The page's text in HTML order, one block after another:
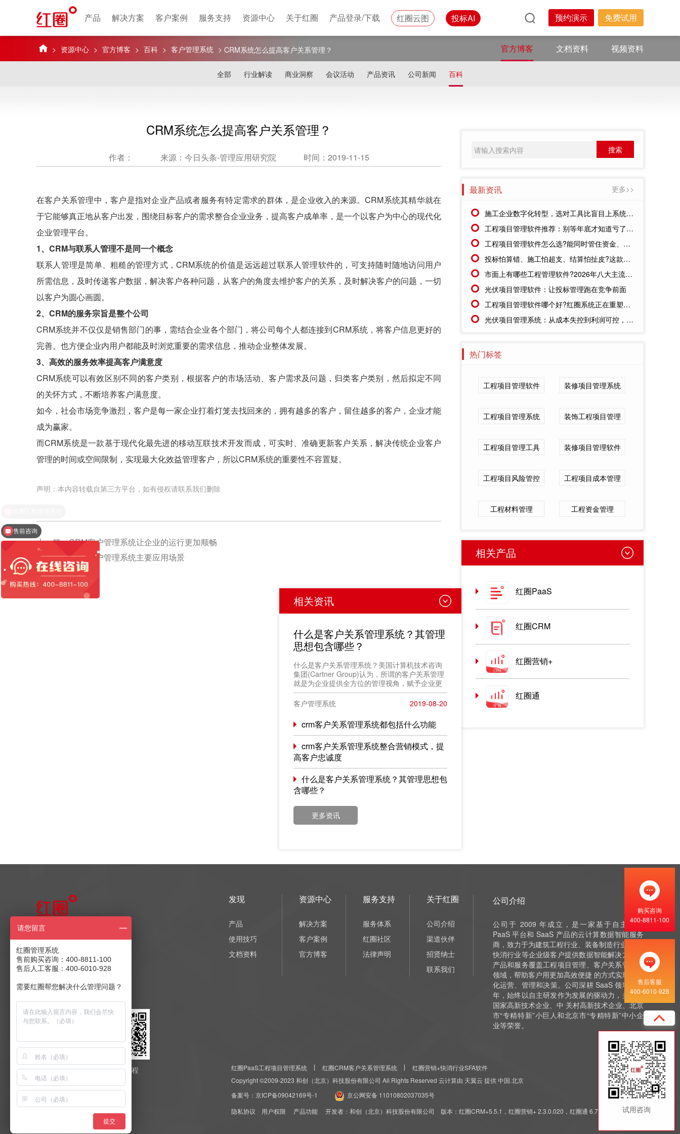
产品 解决方案 客户案例 服务支持 资源中心 关于红圈 产品登录/下载 红圈云图 投标AI 预约演示 免费试用
> 资源中心 > 官方博客 > 百科 > 客户管理系统 > CRM系统怎么提高客户关系管理？ 官方博客 文档资料 视频资料
全部 行业解读 商业洞察 会议活动 产品资讯 公司新闻 百科
CRM系统怎么提高客户关系管理？
作者： 来源：今日头条-管理应用研究院 时间：2019-11-15
在客户关系管理中，客户是指对企业产品或者服务有特定需求的群体，是企业收入的来源。CRM系统其精华就在
于它能够真正地从客户出发，围绕目标客户的需求整合企业业务，提高客户成单率，是一个以客户为中心的现代化
企业管理平台。
1、CRM与联系人管理不是同一个概念
联系人管理是简单、粗糙的管理方式，CRM系统的价值是远远超过联系人管理软件的，可支持随时随地访问用户
所需信息，及时传递客户数据，解决客户各种问题，从客户的角度去维护客户的关系，及时解决客户的问题，一切
以客户为圆心画圆。
2、CRM的服务宗旨是整个公司
CRM系统并不仅仅是销售部门的事，需结合企业各个部门，将公司每个人都连接到CRM系统，将客户信息更好的
完善。也方便企业内用户都能及时浏览重要的需求信息，推动企业整体发展。
3、高效的服务效率提高客户满意度
CRM系统可以有效区别不同的客户类别，根据客户的市场活动、客户需求及问题，归类客户类别，然后拟定不同
的关怀方式，不断培养客户满意度。
如今，社会市场竞争激烈，客户是每一家企业打着灯笼去找回来的，拥有越多的客户，留住越多的客户，企业才能
成为赢家。
而CRM系统是一款基于现代化最先进的移动互联技术开发而成，可实时、准确更新客户关系，解决传统企业客户
管理的时间或空间限制，实现最大化效益管理客户，所以CRM系统的重要性不容置疑。
声明：本内容转载自第三方平台，如有侵权请联系我们删除
上一篇：CRM客户管理系统让企业的运行更加顺畅
下一篇：CRM客户管理系统主要应用场景
最新资讯 更多>>
施工企业数字化转型，选对工具比盲目上系统更重要
工程项目管理软件推荐：别等年底才知道亏了!这套系统让每一分钱都有迹可循
工程项目管理软件怎么选?能同时管住资金、成本、进度的才靠谱
投标怕算错、施工怕超支、结算怕扯皮?这款施工成本管理系统一招全解决
市面上有哪些工程管理软件?2026年八大主流工具深度盘点
光伏项目管理软件：让投标管理跑在竞争前面
工程项目管理软件哪个好?红圈系统正在重塑工程企业的"数字大脑"
光伏项目管理系统：从成本失控到利润可控，老板只需做对一步
热门标签
工程项目管理软件 装修项目管理系统
工程项目管理系统 装饰工程项目管理
工程项目管理工具 装修项目管理软件
工程项目风险管控 工程项目成本管理
工程材料管理 工程资金管理
相关产品
红圈PaaS
红圈CRM
红圈营销+
红圈通
相关资讯
什么是客户关系管理系统？其管理
思想包含哪些？
​什么是客户关系管理系统？美国计算机技术咨询
集团(Cartner Group)认为，所谓的客户关系管理
就是为企业提供全方位的管理视角，赋予企业更
完善的客户交流能力，最大化客户的收益率。
客户管理系统
2019-08-20
crm客户关系管理系统都包括什么功能
crm客户关系管理系统整合营销模式，提
高客户忠诚度
什么是客户关系管理系统？其管理思想包
含哪些？
更多资讯
售前产品咨询
400-8811-100
售后客服：400-6010-928
商务合作：
发送至邮箱
红圈云 红圈工程
发现
产品
使用技巧
文档资料
资源中心
解决方案
客户案例
官方博客
服务支持
服务体系
红圈社区
法律声明
关于红圈
公司介绍
渠道伙伴
招贤纳士
联系我们
公司介绍
公司于 2009 年成立，是一家基于自主研发
PaaS 平台和 SaaS 产品的云计算数据智能服务
商，致力于为建筑工程行业、装备制造行业 和泛
快消行业等企业级客户提供数据智能解决方案，
产品和服务覆盖工程项目管理、客户关系管理等
领域，帮助客户用更加高效便捷 的方式实现数字
化运营、管理和决策。公司深耕 SaaS 领域十余
年，始终以自主研发作为发展的驱动力，并获评
国家高新技术企业、中 关村高新技术企业、北京
市“专精特新”小巨人和北京市“专精特新”中小企
业等荣誉。
红圈PaaS工程项目管理系统 红圈CRM客户关系管理系统
红圈营销+快消行业SFA软件
Copyright ©2009-2023 和创（北京）科技股份有限公司 All Rights Reserved 云计算由 天翼云 提供 中国.北京
备案号：京ICP备09042169号-1
京公网安备 11010802037035号
隐私协议
用户权限 产品功能 开发者：和创（北京）科技股份有限公司 版本：红圈CRM+5.5.1，红圈营销+ 2.3.0.020，红圈通 6.7.7.011
购买咨询
400-8811-100
售后客服
400-6010-928
试用咨询
售前咨询
请您留言
红圈管理系统
售前购买咨询：400-8811-100
售后人工客服：400-6010-928
需要红圈帮您解决什么管理问题？
提交